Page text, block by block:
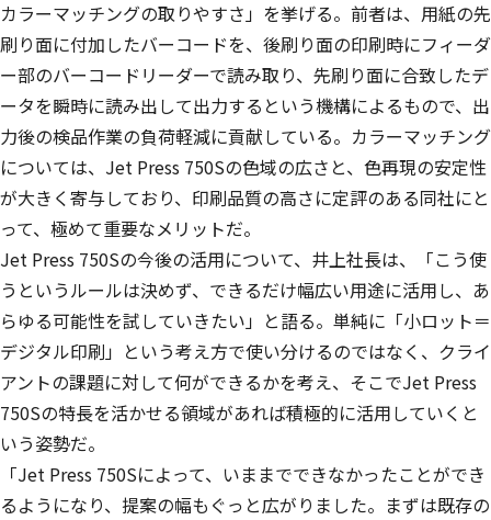
カラーマッチングの取りやすさ」を挙げる。前者は、用紙の先
刷り面に付加したバーコードを、後刷り面の印刷時にフィーダ
ー部のバーコードリーダーで読み取り、先刷り面に合致したデ
ータを瞬時に読み出して出力するという機構によるもので、出
力後の検品作業の負荷軽減に貢献している。カラーマッチング
については、Jet Press 750Sの色域の広さと、色再現の安定性
が大きく寄与しており、印刷品質の高さに定評のある同社にと
って、極めて重要なメリットだ。
Jet Press 750Sの今後の活用について、井上社長は、「こう使
うというルールは決めず、できるだけ幅広い用途に活用し、あ
らゆる可能性を試していきたい」と語る。単純に「小ロット＝
デジタル印刷」という考え方で使い分けるのではなく、クライ
アントの課題に対して何ができるかを考え、そこでJet Press
750Sの特長を活かせる領域があれば積極的に活用していくと
いう姿勢だ。
「Jet Press 750Sによって、いままでできなかったことができ
るようになり、提案の幅もぐっと広がりました。 まずは既存の